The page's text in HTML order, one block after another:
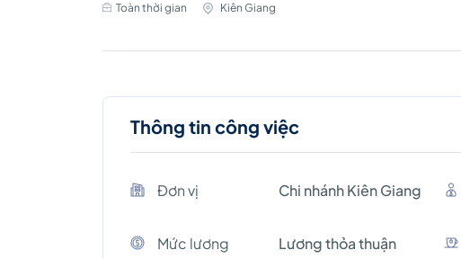
Toàn thời gian Kiên Giang
Thông tin công việc
Đơn vị Chi nhánh Kiên Giang
Mức lương Lương thỏa thuận